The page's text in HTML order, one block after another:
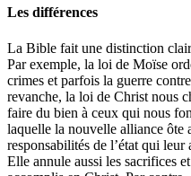
Les différences
La Bible fait une distinction
Par exemple, la loi de Moïse
crimes et parfois la guerre
revanche, la loi de Christ nous
faire du bien à ceux qui nous
laquelle la nouvelle alliance ôte
responsabilités de l’état qui
Elle annule aussi les sacrifices